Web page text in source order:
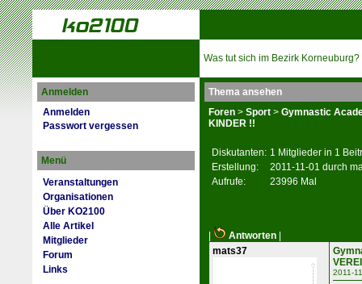
Was tut sich im Bezirk Korneuburg?
Anmelden
Anmelden
Passwort vergessen
Menü
Veranstaltungen
Organisationen
Über KO2100
Alle Artikel
Mitglieder
Forum
Links
Thema ansehen
Foren > Sport > Gymnastic
KINDER !!
Diskutanten: 1 Mitglieder in 1
Erstellung:
2011-11-01 durch
Aufrufe:
23996 Mal
Antworten
mats37
2011-